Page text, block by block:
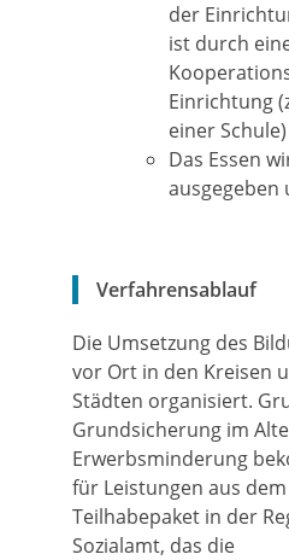
der
ist durch
Einrichtung
einer
Das Essen
ausgegeben
Verfahrensablauf
Die Umsetzung des
vor Ort in den Kreisen
Städten organisiert.
Grundsicherung im
Erwerbsminderung
für Leistungen aus
Teilhabepaket in der
Sozialamt, das die